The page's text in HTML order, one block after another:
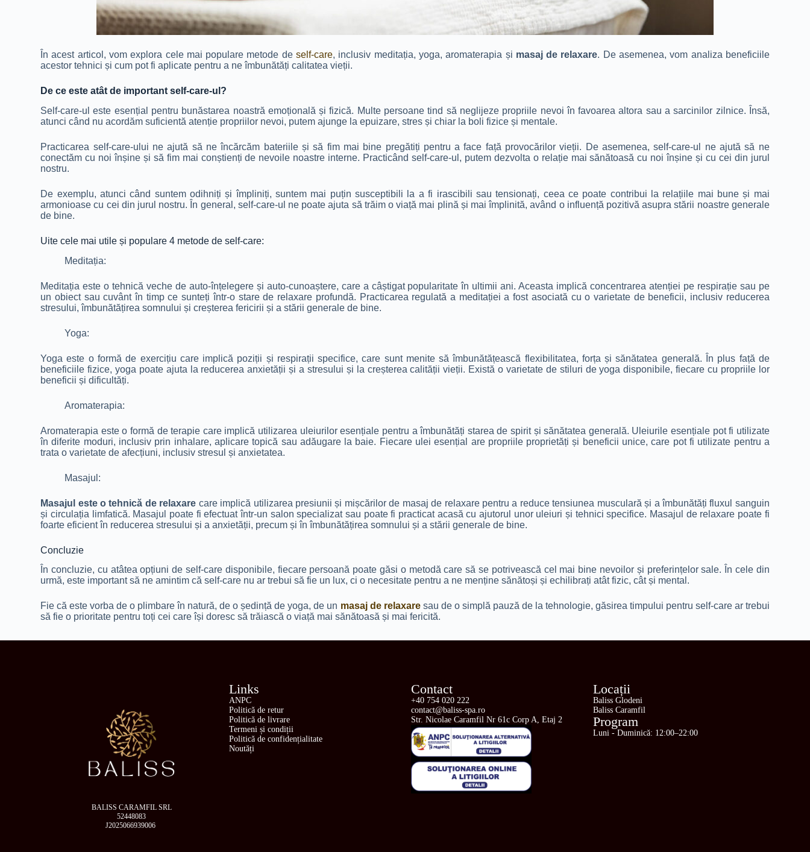
În acest articol, vom explora cele mai populare metode deself-care, inclusiv meditația, yoga, aromaterapia și masaj de relaxare. De asemenea, vom analiza beneficiile
acestor tehnici și cum pot fi aplicate pentru a ne îmbunătăți calitatea vieții.
De ce este atât de important self-care-ul?
Self-care-ul este esențial pentru bunăstarea noastră emoțională și fizică. Multe persoane tind să neglijeze propriile nevoi în favoarea altora sau a sarcinilor zilnice. Însă,
atunci când nu acordăm suficientă atenție propriilor nevoi, putem ajunge la epuizare, stres și chiar la boli fizice și mentale.
Practicarea self-care-ului ne ajută să ne încărcăm bateriile și să fim mai bine pregătiți pentru a face față provocărilor vieții. De asemenea, self-care-ul ne ajută să ne
conectăm cu noi înșine și să fim mai conștienți de nevoile noastre interne. Practicând self-care-ul, putem dezvolta o relație mai sănătoasă cu noi înșine și cu cei din jurul
nostru.
De exemplu, atunci când suntem odihniți și împliniți, suntem mai puțin susceptibili la a fi irascibili sau tensionați, ceea ce poate contribui la relațiile mai bune și mai
armonioase cu cei din jurul nostru. În general, self-care-ul ne poate ajuta să trăim o viață mai plină și mai împlinită, având o influență pozitivă asupra stării noastre generale
de bine.
Uite cele mai utile și populare 4 metode de self-care:
Meditația:
Meditația este o tehnică veche de auto-înțelegere și auto-cunoaștere, care a câștigat popularitate în ultimii ani. Aceasta implică concentrarea atenției pe respirație sau pe
un obiect sau cuvânt în timp ce sunteți într-o stare de relaxare profundă. Practicarea regulată a meditației a fost asociată cu o varietate de beneficii, inclusiv reducerea
stresului, îmbunătățirea somnului și creșterea fericirii și a stării generale de bine.
Yoga:
Yoga este o formă de exercițiu care implică poziții și respirații specifice, care sunt menite să îmbunătățească flexibilitatea, forța și sănătatea generală. În plus față de
beneficiile fizice, yoga poate ajuta la reducerea anxietății și a stresului și la creșterea calității vieții. Există o varietate de stiluri de yoga disponibile, fiecare cu propriile lor
beneficii și dificultăți.
Aromaterapia:
Aromaterapia este o formă de terapie care implică utilizarea uleiurilor esențiale pentru a îmbunătăți starea de spirit și sănătatea generală. Uleiurile esențiale pot fi utilizate
în diferite moduri, inclusiv prin inhalare, aplicare topică sau adăugare la baie. Fiecare ulei esențial are propriile proprietăți și beneficii unice, care pot fi utilizate pentru a
trata o varietate de afecțiuni, inclusiv stresul și anxietatea.
Masajul:
Masajul este o tehnică de relaxare care implică utilizarea presiunii și mișcărilor de masaj de relaxare pentru a reduce tensiunea musculară și a îmbunătăți fluxul sanguin
și circulația limfatică. Masajul poate fi efectuat într-un salon specializat sau poate fi practicat acasă cu ajutorul unor uleiuri și tehnici specifice. Masajul de relaxare poate fi
foarte eficient în reducerea stresului și a anxietății, precum și în îmbunătățirea somnului și a stării generale de bine.
Concluzie
În concluzie, cu atâtea opțiuni de self-care disponibile, fiecare persoană poate găsi o metodă care să se potrivească cel mai bine nevoilor și preferințelor sale. În cele din
urmă, este important să ne amintim că self-care nu ar trebui să fie un lux, ci o necesitate pentru a ne menține sănătoși și echilibrați atât fizic, cât și mental.
Fie că este vorba de o plimbare în natură, de o ședință de yoga, de un masaj de relaxaresau de o simplă pauză de la tehnologie, găsirea timpului pentru self-care ar trebui
să fie o prioritate pentru toți cei care își doresc să trăiască o viață mai sănătoasă și mai fericită.
BALISS CARAMFIL SRL
52448083
J2025066939006
Links
ANPC
Politică de retur
Politică de livrare
Termeni și condiții
Politică de confidențialitate
Noutăți
Contact
+40 754 020 222
contact@baliss-spa.ro
Str. Nicolae Caramfil Nr 61c Corp A, Etaj 2
Locații
Baliss Glodeni
Baliss Caramfil
Program
Luni - Duminică: 12:00–22:00